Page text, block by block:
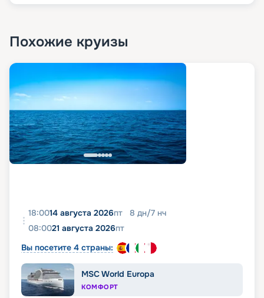
Похожие круизы
18:0014 августа 2026пт 8 дн/7 нч
08:0021 августа 2026пт
Вы посетите 4 страны:
MSC World Europa
КОМФОРТ